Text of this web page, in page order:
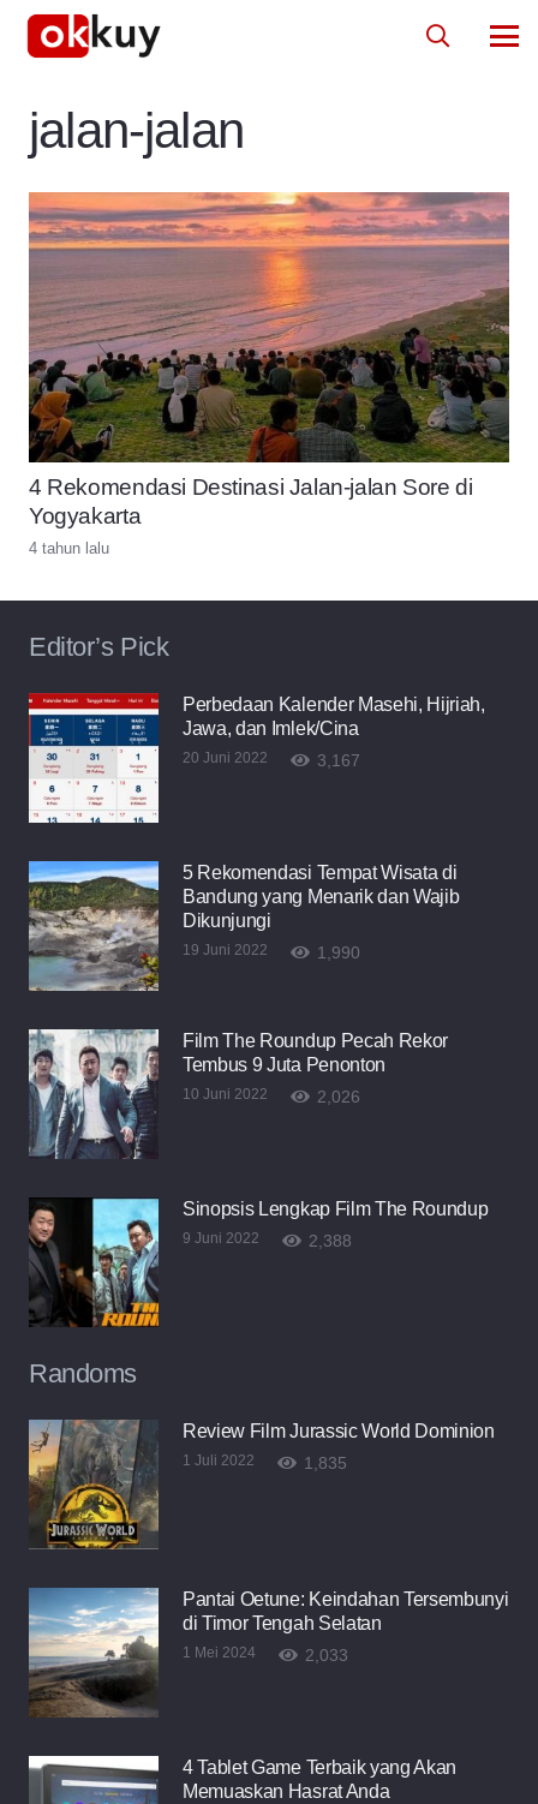
jalan-jalan
4 Rekomendasi Destinasi Jalan-jalan Sore di
Yogyakarta
4 tahun lalu
Editor’s Pick
Perbedaan Kalender Masehi, Hijriah,
Jawa, dan Imlek/Cina
20 Juni 2022 3,167
5 Rekomendasi Tempat Wisata di
Bandung yang Menarik dan Wajib
Dikunjungi
19 Juni 2022 1,990
Film The Roundup Pecah Rekor
Tembus 9 Juta Penonton
10 Juni 2022 2,026
Sinopsis Lengkap Film The Roundup
9 Juni 2022 2,388
Randoms
Review Film Jurassic World Dominion
1 Juli 2022 1,835
Pantai Oetune: Keindahan Tersembunyi
di Timor Tengah Selatan
1 Mei 2024 2,033
4 Tablet Game Terbaik yang Akan
Memuaskan Hasrat Anda